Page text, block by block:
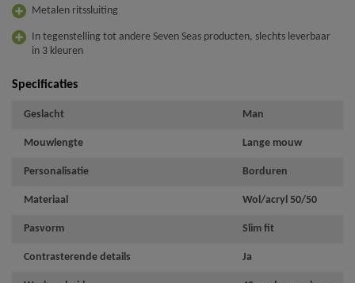
Metalen ritssluiting
In tegenstelling tot andere Seven Seas producten, slechts leverbaar
in 3 kleuren
Specificaties
Geslacht Man
Mouwlengte Lange mouw
Personalisatie Borduren
Materiaal Wol/acryl 50/50
Pasvorm Slim fit
Contrasterende details Ja